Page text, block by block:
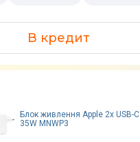
В кредит
Блок живлення Apple 2x USB-C
35W MNWP3